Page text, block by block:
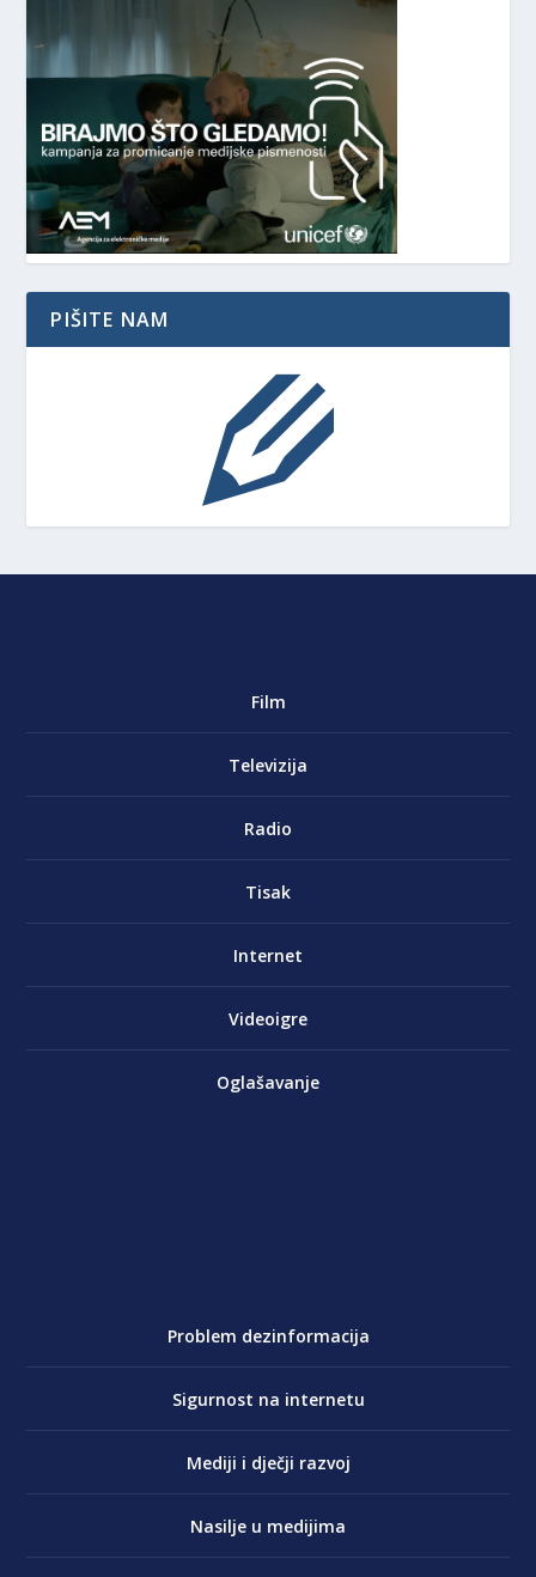
PIŠITE NAM
Film
Televizija
Radio
Tisak
Internet
Videoigre
Oglašavanje
Problem dezinformacija
Sigurnost na internetu
Mediji i dječji razvoj
Nasilje u medijima